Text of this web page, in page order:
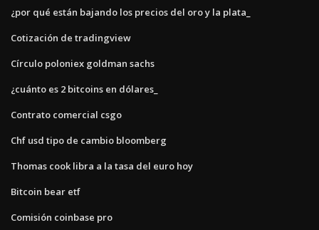
¿por qué están bajando los precios del oro y la plata_
Cotización de tradingview
Círculo poloniex goldman sachs
¿cuánto es 2 bitcoins en dólares_
Contrato comercial csgo
Chf usd tipo de cambio bloomberg
Thomas cook libra a la tasa del euro hoy
Bitcoin bear etf
Comisión coinbase pro